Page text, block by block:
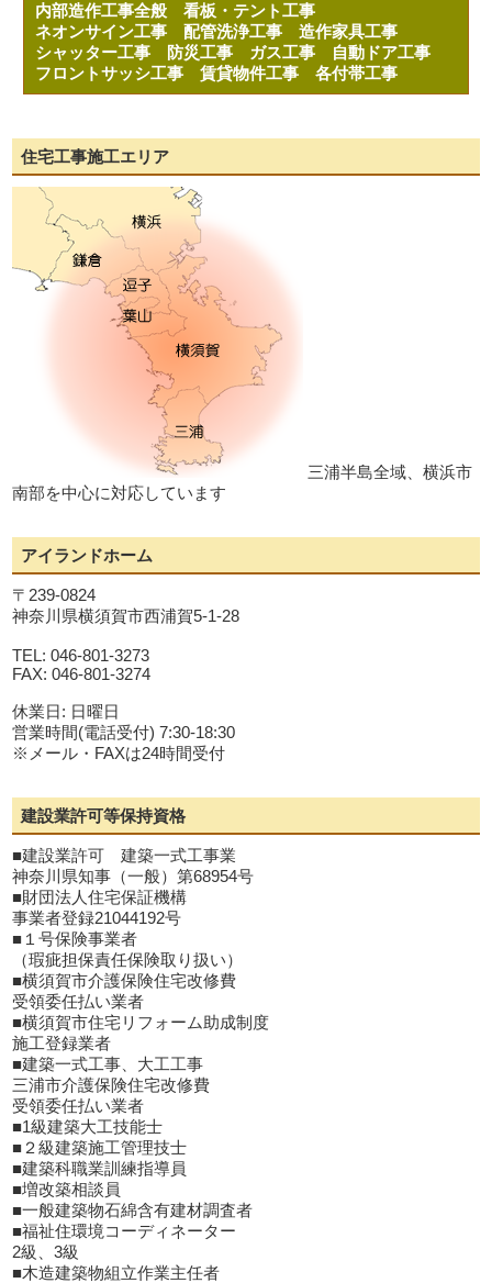
内部造作工事全般看板・テント工事
ネオンサイン工事配管洗浄工事造作家具工事
シャッター工事
防災工事 ガス工事
自動ドア工事
フロントサッシ工事賃貸物件工事各付帯工事
住宅工事施工エリア
三浦半島全域、横浜市
南部を中心に対応しています
アイランドホーム
〒239-0824
神奈川県横須賀市西浦賀5-1-28
TEL: 046-801-3273
FAX: 046-801-3274
休業日: 日曜日
営業時間(電話受付) 7:30-18:30
※メール・FAXは24時間受付
建設業許可等保持資格
■建設業許可 建築一式工事業
神奈川県知事（一般）第68954号
■財団法人住宅保証機構
事業者登録21044192号
■１号保険事業者
（瑕疵担保責任保険取り扱い）
■横須賀市介護保険住宅改修費
受領委任払い業者
■横須賀市住宅リフォーム助成制度
施工登録業者
■建築一式工事、大工工事
三浦市介護保険住宅改修費
受領委任払い業者
■1級建築大工技能士
■２級建築施工管理技士
■建築科職業訓練指導員
■増改築相談員
■一般建築物石綿含有建材調査者
■福祉住環境コーディネーター
2級、3級
■木造建築物組立作業主任者